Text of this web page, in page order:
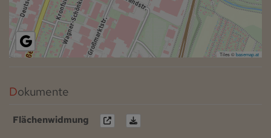
Tiles ©basemap.at
Dokumente
Flächenwidmung